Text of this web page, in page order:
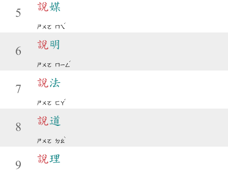
5
說媒
ㄕㄨㄛ ㄇㄟ
ˊ
6
說明
ㄕㄨㄛ ㄇㄧㄥ
ˊ
7
說法
ㄕㄨㄛ ㄈㄚ
ˇ
8
說道
ㄕㄨㄛ ㄉㄠ
ˋ
9
說理